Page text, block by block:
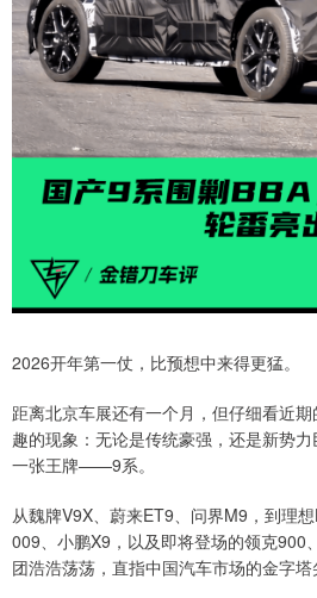
2026开年第一仗，比预想中来得更猛。
距离北京车展还有一个月，但仔细看近
趣的现象：无论是传统豪强，还是新势
一张王牌——9系。
从魏牌V9X、蔚来ET9、问界M9，到理
009、小鹏X9，以及即将登场的领克900
团浩浩荡荡，直指中国汽车市场的金字塔